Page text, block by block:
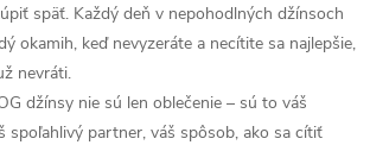
späť. Každý deň v nepohodlných džínsoch
okamih, keď nevyzeráte a necítite sa najlepšie,
nevráti.
džínsy nie sú len oblečenie – sú to váš
spoľahlivý partner, váš spôsob, ako sa cítiť